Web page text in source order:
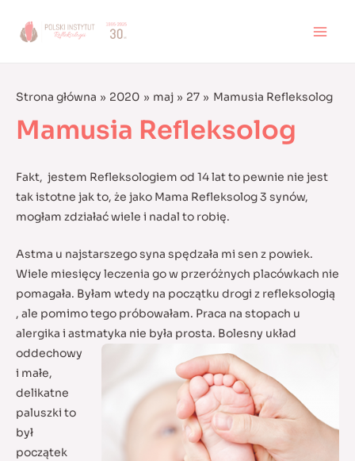
Strona główna 2020 maj 27 Mamusia Refleksolog
Mamusia Refleksolog
Fakt, jestem Refleksologiem od 14 lat to pewnie nie jest
tak istotne jak to, że jako Mama Refleksolog 3 synów,
mogłam zdziałać wiele i nadal to robię.
Astma u najstarszego syna spędzała mi sen z powiek.
Wiele miesięcy leczenia go w przeróżnych placówkach nie
pomagała. Byłam wtedy na początku drogi z refleksologią
, ale pomimo tego próbowałam. Praca na stopach u
alergika i astmatyka nie była prosta. Bolesny układ
oddechowy
i małe,
delikatne
paluszki to
był
początek